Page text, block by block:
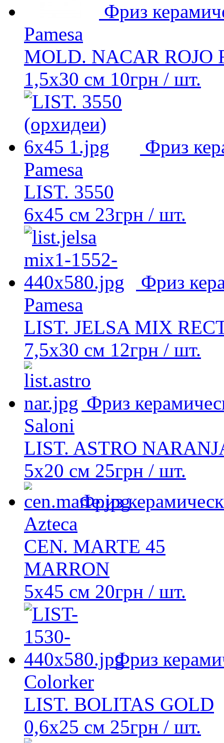
Фриз
Pamesa
MOLD. NACAR ROJO
1,5x30 см 10грн / шт.
Фриз
Pamesa
LIST. 3550
6x45 см 23грн / шт.
Фриз
Pamesa
LIST. JELSA MIX
7,5x30 см 12грн / шт.
Фриз
Saloni
LIST. ASTRO
5x20 см 25грн / шт.
Фриз
Azteca
CEN. MARTE 45
MARRON
5x45 см 20грн / шт.
Фриз
Colorker
LIST. BOLITAS GOLD
0,6x25 см 25грн / шт.